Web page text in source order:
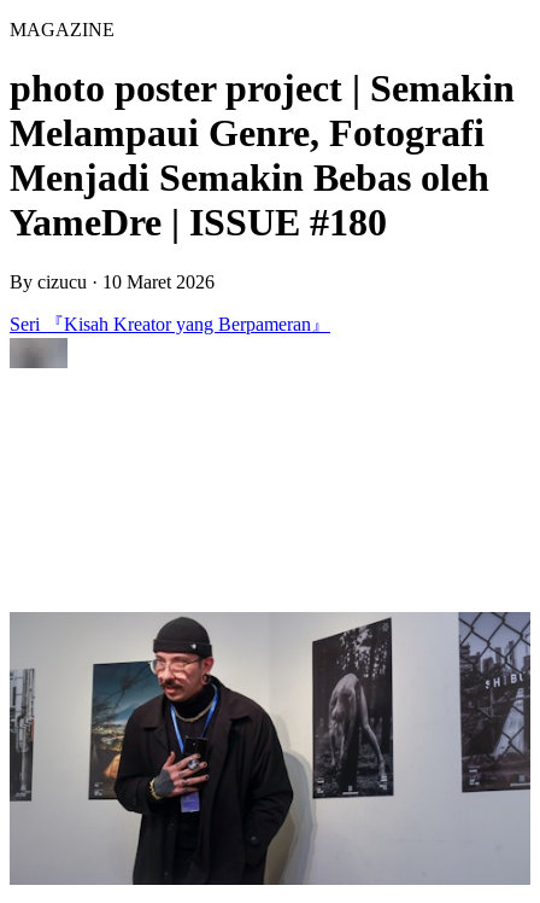
MAGAZINE
photo poster project | Semakin
Melampaui Genre, Fotografi
Menjadi Semakin Bebas oleh
YameDre | ISSUE #180
By cizucu · 10 Maret 2026
Seri 『Kisah Kreator yang Berpameran』